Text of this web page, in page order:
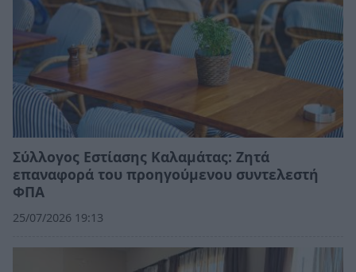
Σύλλογος Εστίασης Καλαμάτας: Ζητά
επαναφορά του προηγούμενου συντελεστή
ΦΠΑ
25/07/2026 19:13